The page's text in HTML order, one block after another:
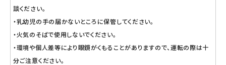
談ください。
・乳幼児の手の届かないところに保管してください。
・火気のそばで使用しないでください。
・環境や個人差等により眼鏡がくもることがありますので、運転の際は十
分ご注意ください。